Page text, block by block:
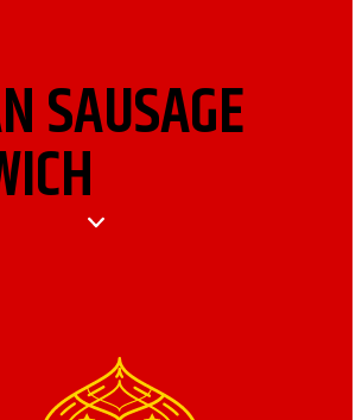
SAUSAGE